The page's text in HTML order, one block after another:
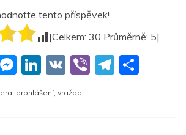
tento příspěvek!
[Celkem: 30 Průměrně: 5]
M
ss
Li
n
k
V
K
Vi T
prohlášení, vražda